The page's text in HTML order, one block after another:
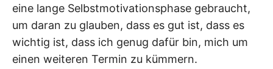
eine lange Selbstmotivationsphase gebraucht,
um daran zu glauben, dass es gut ist, dass es
wichtig ist, dass ich genug dafür bin, mich um
einen weiteren Termin zu kümmern.